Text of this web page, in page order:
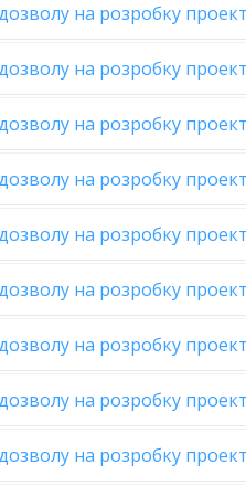
на розробку
на розробку
на розробку
на розробку
на розробку
на розробку
на розробку
на розробку
на розробку